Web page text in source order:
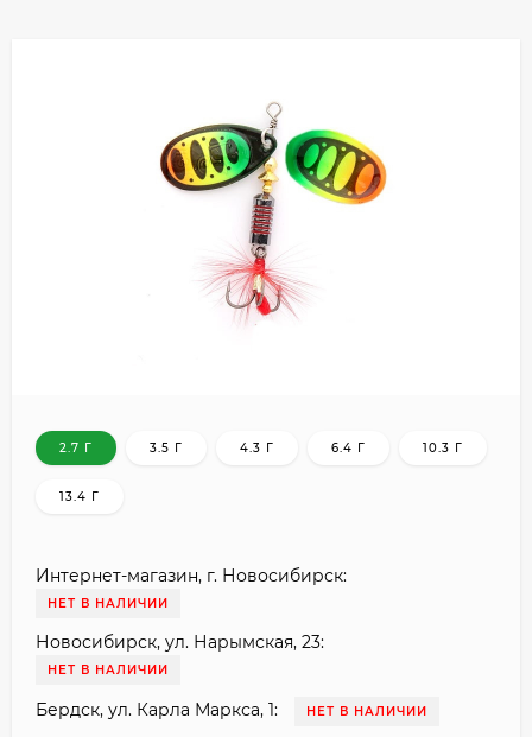
2.7 Г 3.5 Г 4.3 Г 6.4 Г 10.3 Г
13.4 Г
Интернет-магазин, г. Новосибирск:
НЕТ В НАЛИЧИИ
Новосибирск, ул. Нарымская, 23:
НЕТ В НАЛИЧИИ
Бердск, ул. Карла Маркса, 1: НЕТ В НАЛИЧИИ